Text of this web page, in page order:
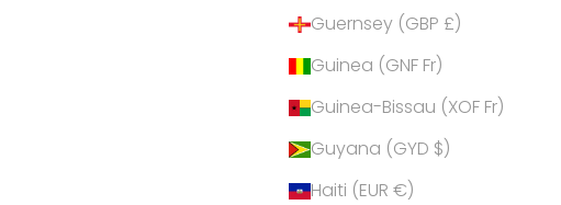
Guernsey (GBP £)
Guinea (GNF Fr)
Guinea-Bissau (XOF Fr)
Guyana (GYD $)
Haiti (EUR €)